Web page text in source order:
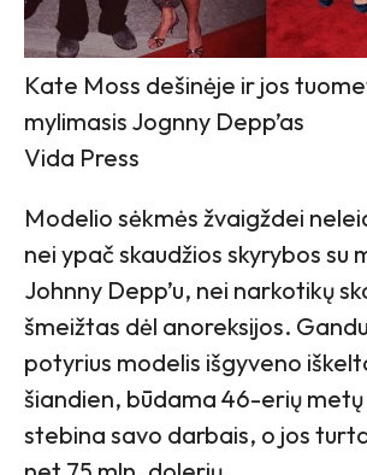
Kate Moss dešinėje ir jos
mylimasis Jognny Depp’as
Vida Press
Modelio sėkmės žvaigždei
nei ypač skaudžios skyrybos su
Johnny Depp’u, nei narkotikų
šmeižtas dėl anoreksijos.
potyrius modelis išgyveno
šiandien, būdama 46-erių
stebina savo darbais, o jos